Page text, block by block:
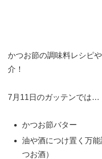
かつお節の調味料レシピ
介！
7月11日のガッテンでは…
かつお節バター
油や酒につけ置く万
つお酒）